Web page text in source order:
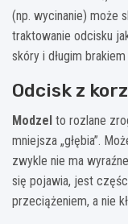
(np. wycinanie) może
traktowanie odcisku
skóry i długim
Odcisk z
Modzel to rozlane
mniejsza „głębia”.
zwykle nie ma
się pojawia, jest
przeciążeniem, a nie